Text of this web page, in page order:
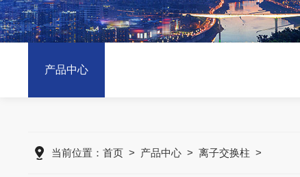
产品中心
当前位置： 首页> 产品中心> 离子交换柱 >